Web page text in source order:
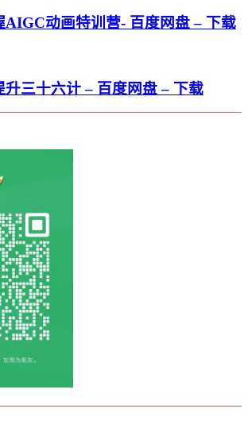
AIGC动画特训营- 百度网盘 – 下载
升三十六计 – 百度网盘 – 下载